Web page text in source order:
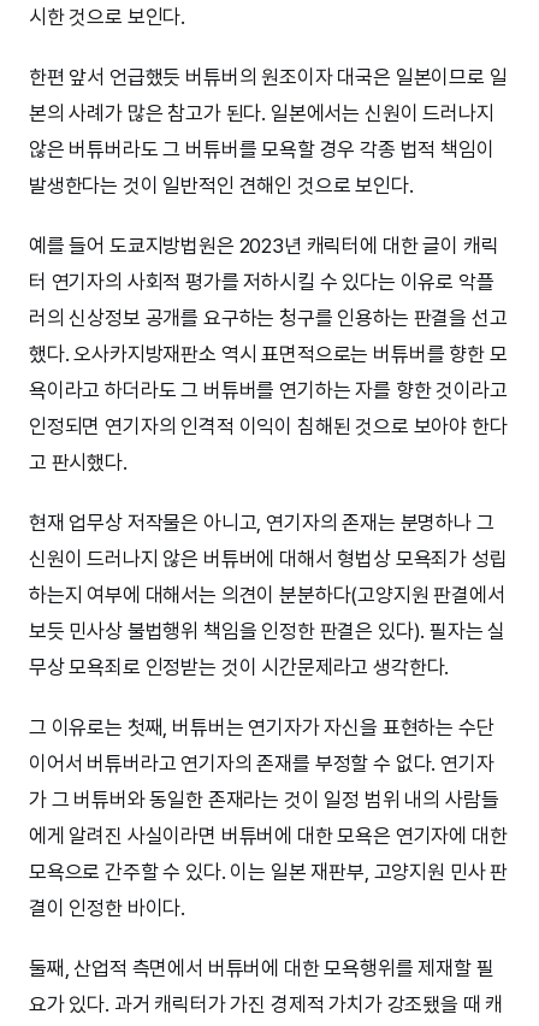
시한 것으로 보인다.
한편 앞서 언급했듯 버튜버의 원조이자 대국은 일본이므로 일
본의 사례가 많은 참고가 된다. 일본에서는 신원이 드러나지
않은 버튜버라도 그 버튜버를 모욕할 경우 각종 법적 책임이
발생한다는 것이 일반적인 견해인 것으로 보인다.
예를 들어 도쿄지방법원은 2023년 캐릭터에 대한 글이 캐릭
터 연기자의 사회적 평가를 저하시킬 수 있다는 이유로 악플
러의 신상정보 공개를 요구하는 청구를 인용하는 판결을 선고
했다. 오사카지방재판소 역시 표면적으로는 버튜버를 향한 모
욕이라고 하더라도 그 버튜버를 연기하는 자를 향한 것이라고
인정되면 연기자의 인격적 이익이 침해된 것으로 보아야 한다
고 판시했다.
현재 업무상 저작물은 아니고, 연기자의 존재는 분명하나 그
신원이 드러나지 않은 버튜버에 대해서 형법상 모욕죄가 성립
하는지 여부에 대해서는 의견이 분분하다(고양지원 판결에서
보듯 민사상 불법행위 책임을 인정한 판결은 있다). 필자는 실
무상 모욕죄로 인정받는 것이 시간문제라고 생각한다.
그 이유로는 첫째, 버튜버는 연기자가 자신을 표현하는 수단
이어서 버튜버라고 연기자의 존재를 부정할 수 없다. 연기자
가 그 버튜버와 동일한 존재라는 것이 일정 범위 내의 사람들
에게 알려진 사실이라면 버튜버에 대한 모욕은 연기자에 대한
모욕으로 간주할 수 있다. 이는 일본 재판부, 고양지원 민사 판
결이 인정한 바이다.
둘째, 산업적 측면에서 버튜버에 대한 모욕행위를 제재할 필
요가 있다. 과거 캐릭터가 가진 경제적 가치가 강조됐을 때 캐